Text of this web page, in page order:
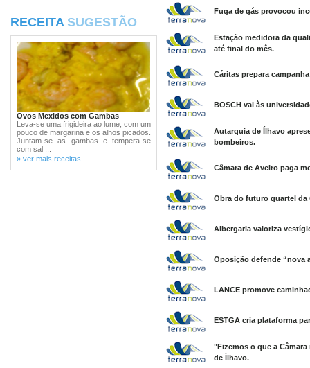
RECEITA SUGESTÃO
Ovos Mexidos com Gambas
Leva-se uma frigideira ao lume, com um
pouco de margarina e os alhos picados.
Juntam-se as gambas e tempera-se
com sal ...
» ver mais receitas
Fuga de gás provocou
Estação medidora da
até final do mês.
Cáritas prepara
BOSCH vai às
Autarquia de Ílhavo
bombeiros.
Câmara de Aveiro paga
Obra do futuro quartel da
Albergaria valoriza
Oposição defende “nova
LANCE promove
ESTGA cria plataforma
"Fizemos o que a
de Ílhavo.